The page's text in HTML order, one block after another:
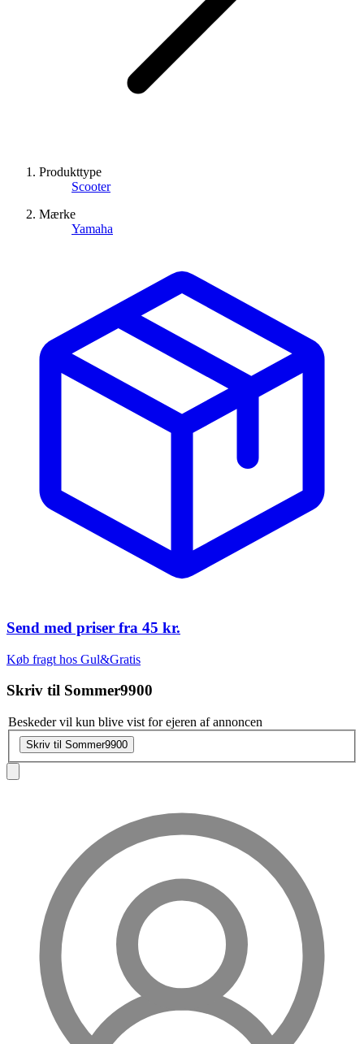
Produkttype
Scooter
Mærke
Yamaha
Send med priser fra 45 kr.
Køb fragt hos Gul&Gratis
Skriv til Sommer9900
Beskeder vil kun blive vist for ejeren af annoncen
Skriv til Sommer9900